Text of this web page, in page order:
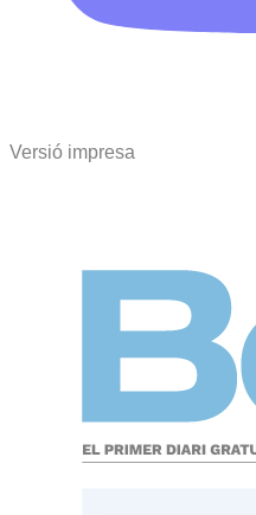
Versió impresa